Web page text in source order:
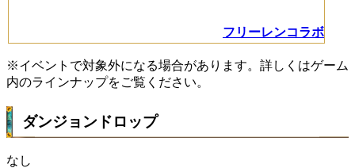
フリーレンコラボ
※イベントで対象外になる場合があります。詳しくはゲーム
内のラインナップをご覧ください。
ダンジョンドロップ
なし